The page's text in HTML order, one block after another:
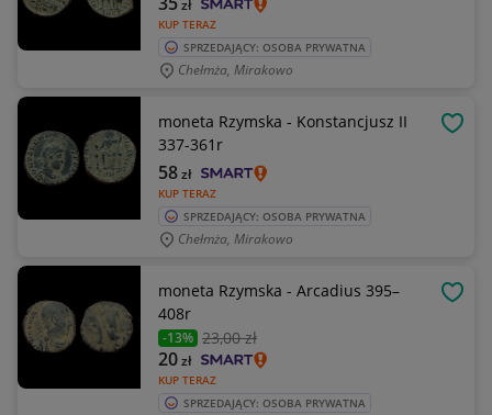
KUP TERAZ
zł
SPRZEDAJĄCY: OSOBA PRYWATNA
Chełmża, Mirakowo
moneta Rzymska - Konstancjusz II
337-361r
KUP TERAZ
58zł
SPRZEDAJĄCY: OSOBA PRYWATNA
Chełmża, Mirakowo
moneta Rzymska - Arcadius 395–
408r
-13% 23,00 zł
KUP TERAZ
20zł
SPRZEDAJĄCY: OSOBA PRYWATNA